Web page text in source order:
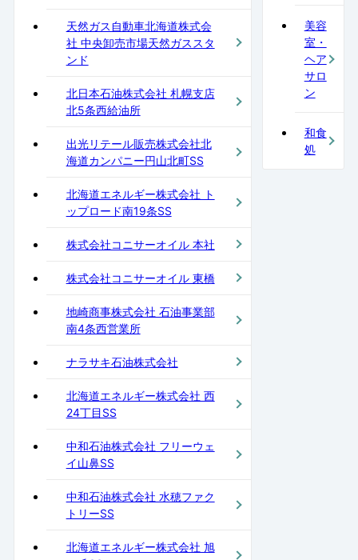
天然ガス自動車北海道株式会
社 中央卸売市場天然ガススタ
ンド
北日本石油株式会社 札幌支店
北5条西給油所
出光リテール販売株式会社北
海道カンパニー円山北町SS
北海道エネルギー株式会社 ト
ップロード南19条SS
株式会社コニサーオイル 本社
株式会社コニサーオイル 東橋
地崎商事株式会社 石油事業部
南4条西営業所
ナラサキ石油株式会社
北海道エネルギー株式会社 西
24丁目SS
中和石油株式会社 フリーウェ
イ山鼻SS
中和石油株式会社 水穂ファク
トリーSS
北海道エネルギー株式会社 旭
美容
室・
ヘア
サロ
ン
和食
処